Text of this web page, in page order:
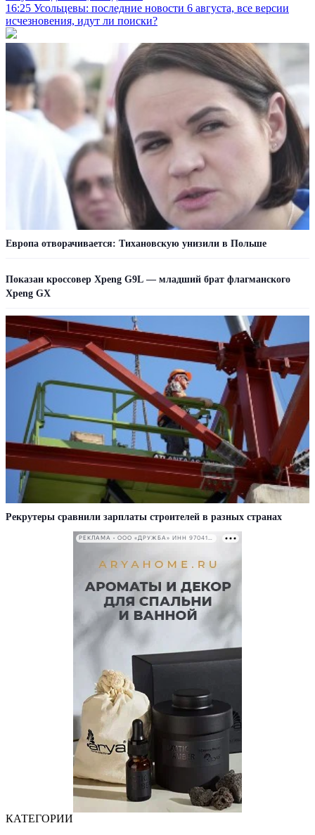
16:25 Усольцевы: последние новости 6 августа, все версии
исчезновения, идут ли поиски?
Европа отворачивается: Тихановскую унизили в Польше
Показан кроссовер Xpeng G9L — младший брат флагманского
Xpeng GX
Рекрутеры сравнили зарплаты строителей в разных странах
РЕКЛАМА • ООО «ДРУЖБА» ИНН 9704146411
КАТЕГОРИИ